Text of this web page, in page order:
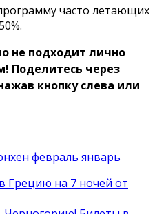
часто летающих
не подходит лично
Поделитесь через
кнопку слева или
февраль январь
Грецию на 7 ночей от